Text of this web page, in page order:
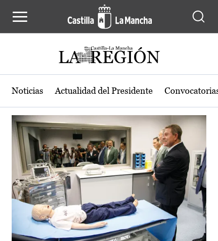
Actualidad de la región de Castilla-
Noticias Actualidad del Presidente